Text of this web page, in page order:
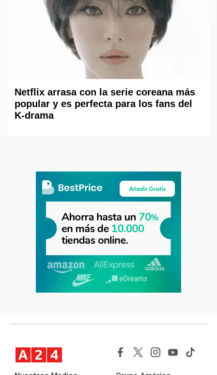
Netflix arrasa con la serie coreana más
popular y es perfecta para los fans del
K-drama